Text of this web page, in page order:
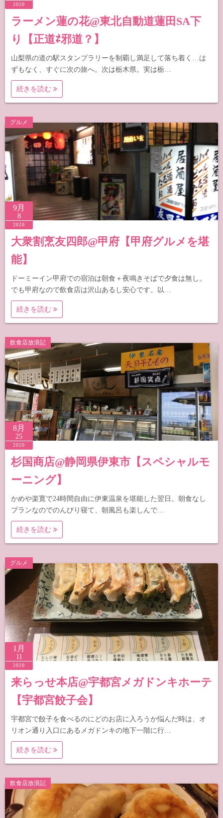
2020
ラーメン蓮の花@東北自動道蓮田SA下
り【正道⇄邪道？】
山梨県の道の駅スタンプラリーを制覇し満足して落ち着く…は
ずもなく、すぐに次の旅へ。次は栃木県。実は栃…
続きを読む
グルメ
9月
8
2020
大衆割烹友四郎@甲府【甲府グルメを堪
能】
ドーミーイン甲府での宿泊は朝食＋夜鳴きそばで夕食は無し。
でも甲府なので飲食店は沢山あるし安心です。以…
続きを読む
飲食店放浪記
8月
25
2020
杉国商店@静岡県伊東市【スペシャルモ
ーニング】
かめや楽寛で24時間自由に伊東温泉を堪能した翌日。朝食なし
プランなのでのんびり寝て、朝風呂も楽しんで…
続きを読む
グルメ
1月
11
2020
来らっせ本店@宇都宮メガドンキホーテ
【宇都宮餃子会】
宇都宮で餃子を食べるのにどのお店に入ろうか悩んだ時は、オ
リオン通り入口にあるメガドンキの地下一階に行…
続きを読む
飲食店放浪記